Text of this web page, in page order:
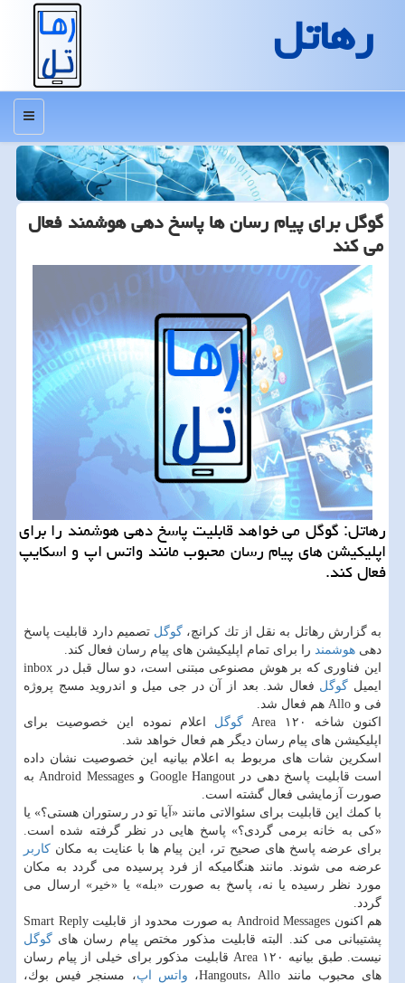
رهاتل
منو
گوگل برای پیام رسان ها پاسخ دهی هوشمند فعال
می كند
رهاتل: گوگل می خواهد قابلیت پاسخ دهی هوشمند را برای
اپلیكیشن های پیام رسان محبوب مانند واتس اپ و اسكایپ
فعال كند.
به گزارش رهاتل به نقل از تك كرانچ، گوگل تصمیم دارد قابلیت پاسخ
دهی هوشمند را برای تمام اپلیكیشن های پیام رسان فعال كند.
این فناوری كه بر هوش مصنوعی مبتنی است، دو سال قبل در inbox
ایمیل گوگل فعال شد. بعد از آن در جی میل و اندروید مسج پروژه
فی و Allo هم فعال شد.
اكنون شاخه Area ۱۲۰
گوگل اعلام نموده این خصوصیت برای
اپلیكیشن های پیام رسان دیگر هم فعال خواهد شد.
اسكرین شات های مربوط به اعلام بیانیه این خصوصیت نشان داده
است قابلیت پاسخ دهی در Google Hangout و Android Messages به
صورت آزمایشی فعال گشته است.
با كمك این قابلیت برای سئوالاتی مانند «آیا تو در رستوران هستی؟» یا
«كی به خانه برمی گردی؟» پاسخ هایی در نظر گرفته شده است.
برای عرضه پاسخ های صحیح تر، این پیام ها با عنایت به مكان كاربر
عرضه می شوند. مانند هنگامیكه از فرد پرسیده می گردد به مكان
مورد نظر رسیده یا نه، پاسخ به صورت «بله» یا «خیر» ارسال می
گردد.
هم اكنون Android Messages به صورت محدود از قابلیت Smart Reply
پشتیبانی می كند. البته قابلیت مذكور مختص پیام رسان های گوگل
نیست. طبق بیانیه Area ۱۲۰ قابلیت مذكور برای خیلی از پیام رسان
های محبوب مانند Hangouts، Allo،
واتس اپ، مسنجر فیس بوك،